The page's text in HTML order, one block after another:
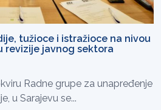
tužioce i istražioce na nivou
revizije javnog sektora
Radne grupe za unapređenje
u Sarajevu se...